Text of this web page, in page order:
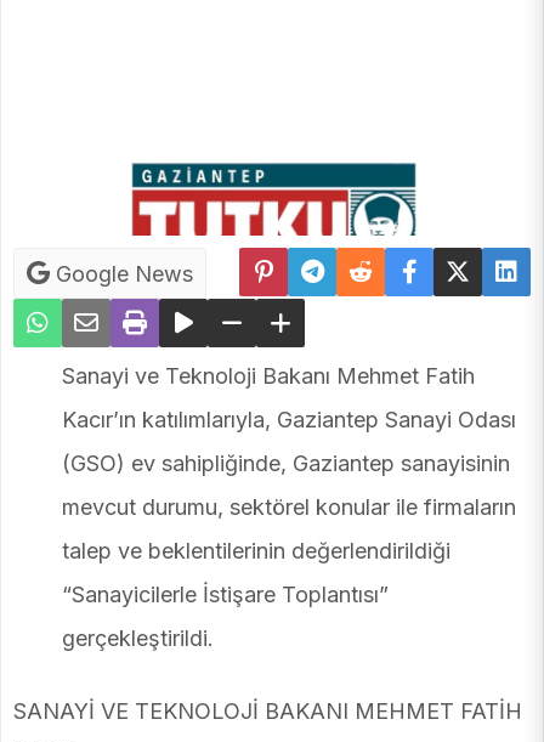
Google News
Sanayi ve Teknoloji Bakanı Mehmet Fatih
Kacır’ın katılımlarıyla, Gaziantep Sanayi Odası
(GSO) ev sahipliğinde, Gaziantep sanayisinin
mevcut durumu, sektörel konular ile firmaların
talep ve beklentilerinin değerlendirildiği
“Sanayicilerle İstişare Toplantısı”
gerçekleştirildi.
SANAYİ VE TEKNOLOJİ BAKANI MEHMET FATİH